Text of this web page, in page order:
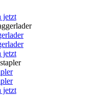
jetzt
jetzt
jetzt